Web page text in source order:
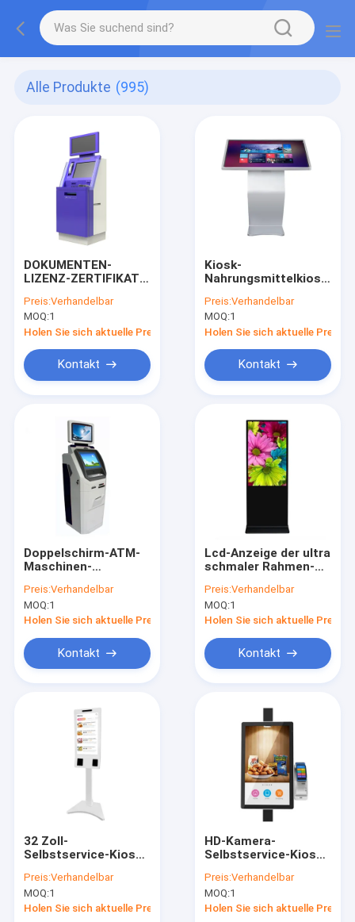
Alle Produkte (995)
DOKUMENTEN-
LIZENZ-ZERTIFIKAT-
ZAHLUNG, DIE K-
KREDIT-DEBITKARTE-
LESER KIOAK
DRUCKT
Preis:Verhandelbar
MOQ:1
Holen Sie sich aktuelle Preis
Kontakt
Kiosk-
Nahrungsmittelkiosk
Beschilderung
Einkaufszentrenim
freien, der Palyer
annonciert
Preis:Verhandelbar
MOQ:1
Holen Sie sich aktuelle Preis
Kontakt
Doppelschirm-ATM-
Maschinen-
Payment For Cash In
und Bargeld heraus
Preis:Verhandelbar
MOQ:1
Holen Sie sich aktuelle Preis
Kontakt
Lcd-Anzeige der ultra
schmaler Rahmen-
beschilderung oder
Touch Screen
Monitor
Preis:Verhandelbar
MOQ:1
Holen Sie sich aktuelle Preis
Kontakt
32 Zoll-
Selbstservice-Kiosk-
Informations-
Bankwesen-Touch
Screen
Preis:Verhandelbar
MOQ:1
Holen Sie sich aktuelle Preis
HD-Kamera-
Selbstservice-Kiosk-
Supermarkt-Zahlung
Preis:Verhandelbar
MOQ:1
Holen Sie sich aktuelle Preis